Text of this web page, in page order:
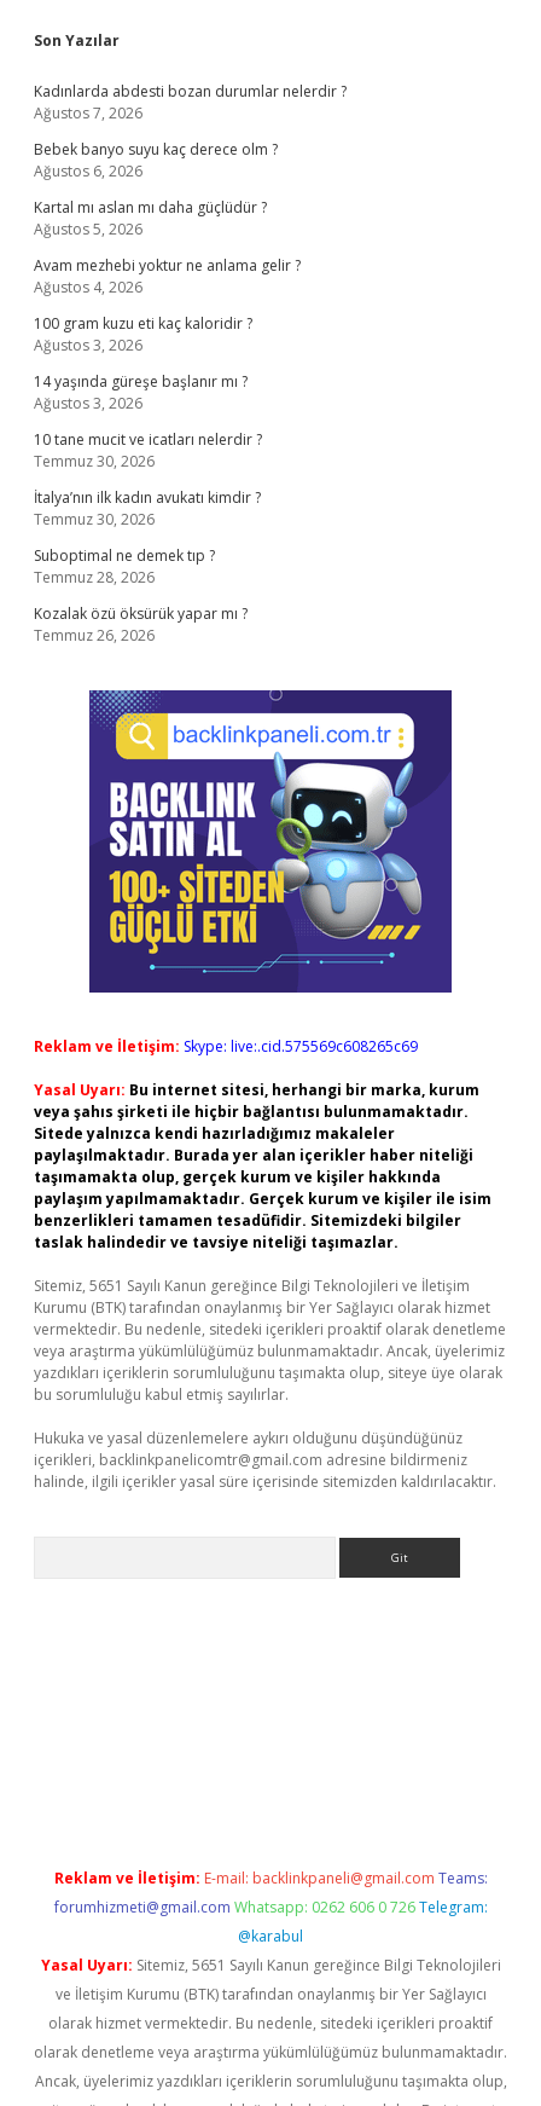
Sidebar
Son Yazılar
Kadınlarda abdesti bozan durumlar nelerdir ?
Ağustos 7, 2026
Bebek banyo suyu kaç derece olm ?
Ağustos 6, 2026
Kartal mı aslan mı daha güçlüdür ?
Ağustos 5, 2026
Avam mezhebi yoktur ne anlama gelir ?
Ağustos 4, 2026
100 gram kuzu eti kaç kaloridir ?
Ağustos 3, 2026
14 yaşında güreşe başlanır mı ?
Ağustos 3, 2026
10 tane mucit ve icatları nelerdir ?
Temmuz 30, 2026
İtalya’nın ilk kadın avukatı kimdir ?
Temmuz 30, 2026
Suboptimal ne demek tıp ?
Temmuz 28, 2026
Kozalak özü öksürük yapar mı ?
Temmuz 26, 2026
Reklam ve İletişim: Skype: live:.cid.575569c608265c69
Yasal Uyarı: Bu internet sitesi, herhangi bir marka, kurum
veya şahıs şirketi ile hiçbir bağlantısı bulunmamaktadır.
Sitede yalnızca kendi hazırladığımız makaleler
paylaşılmaktadır. Burada yer alan içerikler haber niteliği
taşımamakta olup, gerçek kurum ve kişiler hakkında
paylaşım yapılmamaktadır. Gerçek kurum ve kişiler ile isim
benzerlikleri tamamen tesadüfidir. Sitemizdeki bilgiler
taslak halindedir ve tavsiye niteliği taşımazlar.
Sitemiz, 5651 Sayılı Kanun gereğince Bilgi Teknolojileri ve İletişim
Kurumu (BTK) tarafından onaylanmış bir Yer Sağlayıcı olarak hizmet
vermektedir. Bu nedenle, sitedeki içerikleri proaktif olarak denetleme
veya araştırma yükümlülüğümüz bulunmamaktadır. Ancak, üyelerimiz
yazdıkları içeriklerin sorumluluğunu taşımakta olup, siteye üye olarak
bu sorumluluğu kabul etmiş sayılırlar.
Hukuka ve yasal düzenlemelere aykırı olduğunu düşündüğünüz
içerikleri, backlinkpanelicomtr@gmail.com adresine bildirmeniz
halinde, ilgili içerikler yasal süre içerisinde sitemizden kaldırılacaktır.
Reklam ve İletişim: E-mail: backlinkpaneli@gmail.com Teams:
forumhizmeti@gmail.com Whatsapp: 0262 606 0 726 Telegram:
@karabul
Yasal Uyarı: Sitemiz, 5651 Sayılı Kanun gereğince Bilgi Teknolojileri
ve İletişim Kurumu (BTK) tarafından onaylanmış bir Yer Sağlayıcı
olarak hizmet vermektedir. Bu nedenle, sitedeki içerikleri proaktif
olarak denetleme veya araştırma yükümlülüğümüz bulunmamaktadır.
Ancak, üyelerimiz yazdıkları içeriklerin sorumluluğunu taşımakta olup,